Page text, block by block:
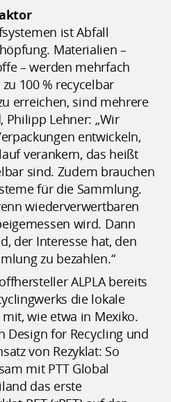
ist Abfall
Materialien –
– werden mehrfach
100 % recycelbar
erreichen, sind mehrere
Philipp Lehner: „Wir
entwickeln,
verankern, das heißt
sind. Zudem brauchen
für die Sammlung.
wiederverwertbaren
wird. Dann
der Interesse hat, den
zu bezahlen.“
ALPLA bereits
die lokale
wie etwa in Mexiko.
Design for Recycling und
von Rezyklat: So
mit PTT Global
das erste